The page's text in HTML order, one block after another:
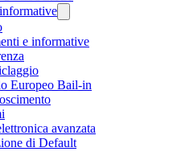
e informative
Europeo Bail-in
avanzata
di Default